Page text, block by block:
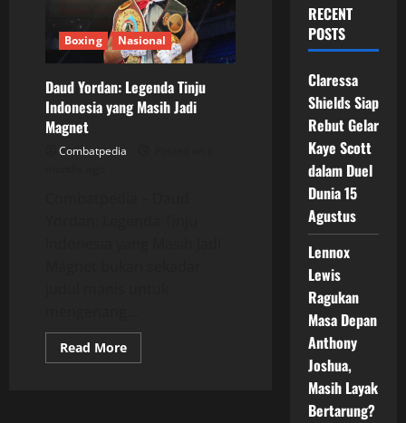
Boxing Nasional
Daud Yordan: Legenda Tinju
Indonesia yang Masih Jadi
Magnet
Combatpedia
Read MoreRead
more
RECENT
POSTS
Claressa
Shields Siap
Rebut Gelar
Kaye Scott
dalam Duel
Dunia 15
Agustus
Lennox
Lewis
Ragukan
Masa Depan
Anthony
Joshua,
Masih Layak
Bertarung?